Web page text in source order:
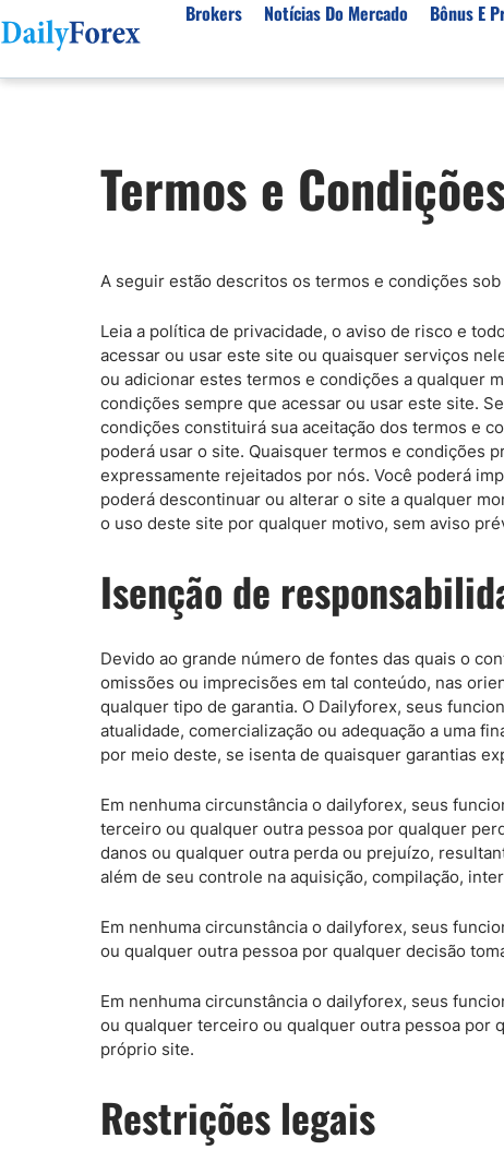
Brokers
Plataformas para Iniciantes
Melhores corretores do Portugal
Mesa proprietária
Corretores para Day Trading
Notícias Do Mercado
Moedas
EUR/USD
BRL/USD
Commodities
Preço do café
Ouro
Petróleo Bruto
Cacau
Todas as commodities
Indices
S&P 500
Nasdaq 100
Todos los índices
Bônus E
Livros de Negociação Gratuitos
Entre em contato conosco
Porquê Confiar em Nós
Termos e
A seguir estão descritos os termos e condições
Leia a política de privacidade, o aviso de risco e
acessar ou usar este site ou quaisquer serviços
ou adicionar estes termos e condições a qualquer
condições sempre que acessar ou usar este site.
condições constituirá sua aceitação dos termos e
poderá usar o site. Quaisquer termos e condições
expressamente rejeitados por nós. Você poderá
poderá descontinuar ou alterar o site a qualquer
o uso deste site por qualquer motivo, sem aviso
Isenção de
Devido ao grande número de fontes das quais o
omissões ou imprecisões em tal conteúdo, nas
qualquer tipo de garantia. O Dailyforex, seus
atualidade, comercialização ou adequação a uma
por meio deste, se isenta de quaisquer garantias
Em nenhuma circunstância o dailyforex, seus
terceiro ou qualquer outra pessoa por qualquer
danos ou qualquer outra perda ou prejuízo,
além de seu controle na aquisição, compilação,
Em nenhuma circunstância o dailyforex, seus
ou qualquer outra pessoa por qualquer decisão
Em nenhuma circunstância o dailyforex, seus
ou qualquer terceiro ou qualquer outra pessoa por
próprio site.
Restrições legais